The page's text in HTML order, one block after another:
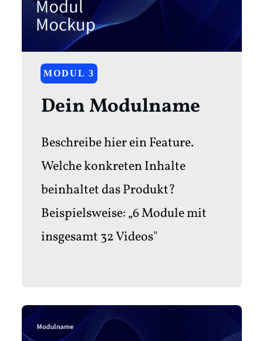
MODUL 3
Dein Modulname
Beschreibe hier ein Feature.
Welche konkreten Inhalte
beinhaltet das Produkt?
Beispielsweise: „6 Module mit
insgesamt 32 Videos"